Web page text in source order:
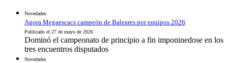
Novedades
Agora Megaescacs campeón de Baleares por equipos 2026
Publicado el 27 de mayo de 2026
Dominó el campeonato de principio a fin imponinedose en los
tres encuentros disputados
Novedades